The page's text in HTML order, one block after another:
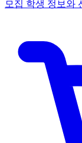
모집 학생 정보와